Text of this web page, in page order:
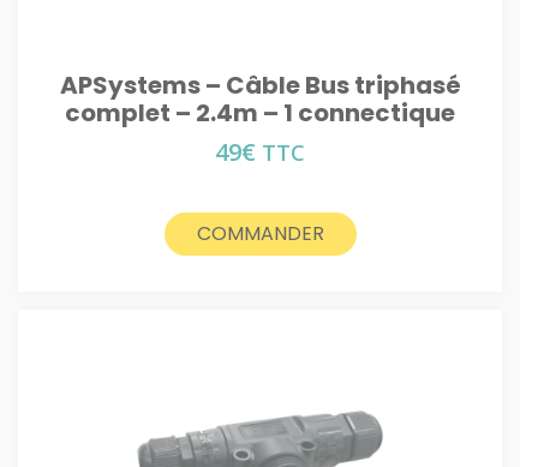
APSystems – Câble Bus triphasé
complet – 2.4m – 1 connectique
49€ TTC
COMMANDER